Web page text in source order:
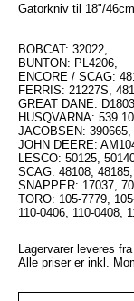
Gatorkniv til 18"/
BOBCAT: 32022,
BUNTON: PL4206,
ENCORE / SCAG:
FERRIS: 21227S,
GREAT DANE:
HUSQVARNA: 539
JACOBSEN: 390665,
JOHN DEERE:
LESCO: 50125,
SCAG: 48108,
SNAPPER: 17037,
TORO: 105-7779,
110-0406, 110-0408,
Lagervarer leveres
Alle priser er inkl.